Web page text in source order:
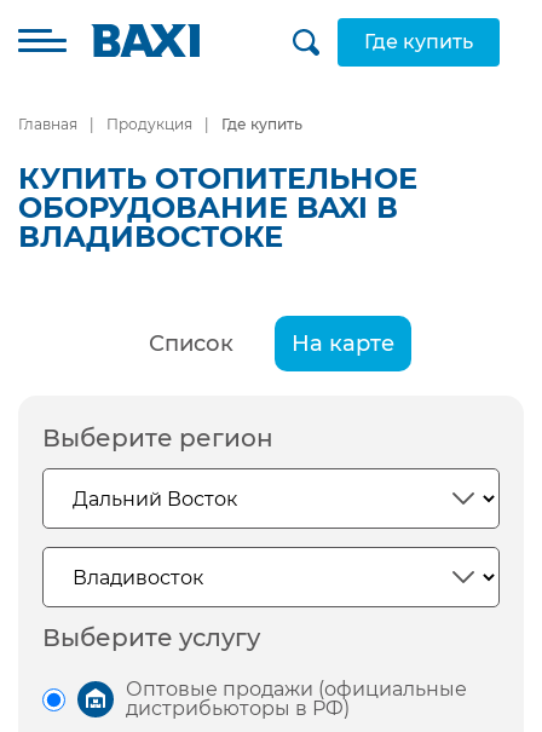
Где купить
Главная Продукция Где купить
КУПИТЬ ОТОПИТЕЛЬНОЕ
ОБОРУДОВАНИЕ BAXI В
ВЛАДИВОСТОКЕ
Список На карте
Выберите регион
Выберите услугу
Оптовые продажи (официальные
дистрибьюторы в РФ)